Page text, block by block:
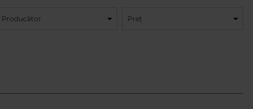
Producător Preț